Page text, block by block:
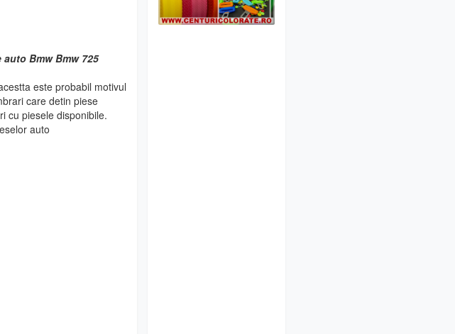
Bmw Bmw 725
este probabil motivul
care detin piese
cu piesele disponibile.
auto